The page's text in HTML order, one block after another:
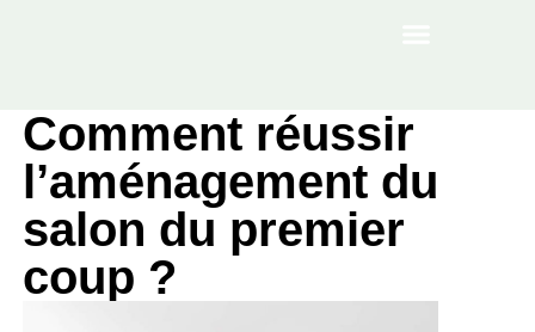
Comment réussir
l’aménagement du
salon du premier
coup ?